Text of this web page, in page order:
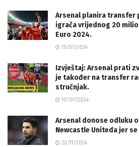
Arsenal planira transfer
igrača vrijednog 20
Euro 2024.
15/07/2024
Izvještaj: Arsenal prati
je također na transfer
stručnjak.
10/07/2024
Arsenal donose odluku
Newcastle Uniteda jer
02/11/2024